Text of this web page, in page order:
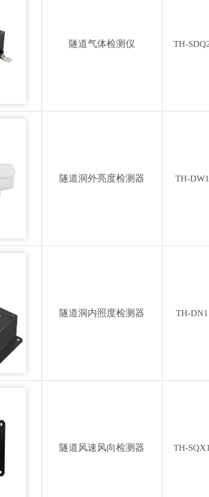
隧道气体检测仪 TH-
隧道洞外亮度检测器 TH-DW1
隧道洞内照度检测器 TH-DN1
隧道风速风向检测器 TH-